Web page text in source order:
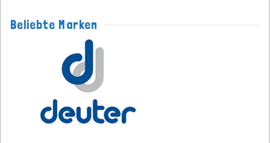
Beliebte Marken